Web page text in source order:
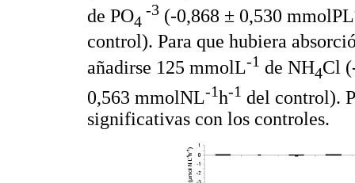
de PO4
-3 (-0,868 ± 0,530 mmolPL
control). Para que hubiera
añadirse 125 mmolL-1 de NH4Cl
0,563 mmolNL-1h-1 del control).
significativas con los controles.